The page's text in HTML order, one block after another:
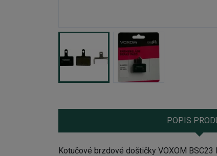
POPIS
Kotučové brzdové doštičky VOXOM